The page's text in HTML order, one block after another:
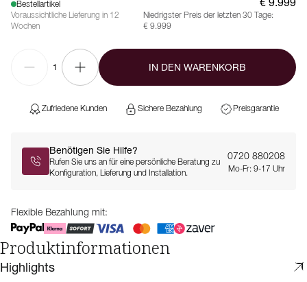
Bestellartikel
Voraussichtliche Lieferung in 12
Wochen
Niedrigster Preis der letzten 30 Tage:
€ 9.999
1 IN DEN WARENKORB
Zufriedene Kunden Sichere Bezahlung Preisgarantie
Benötigen Sie Hilfe?
Rufen Sie uns an für eine persönliche Beratung zu
Konfiguration, Lieferung und Installation.
0720 880208
Mo-Fr: 9-17 Uhr
Flexible Bezahlung mit:
Produktinformationen
Highlights